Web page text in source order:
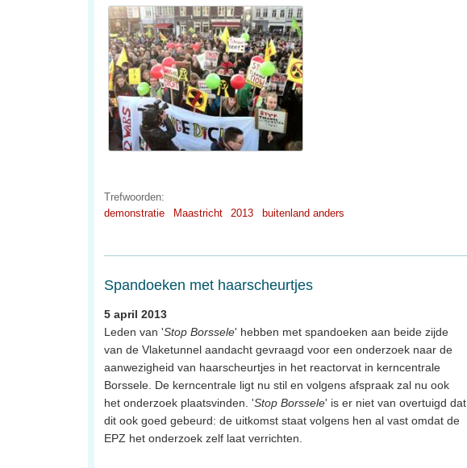
Trefwoorden:
demonstratie
Maastricht 2013 buitenland anders
Spandoeken met haarscheurtjes
5 april 2013
Leden van 'Stop Borssele' hebben met spandoeken aan beide zijde
van de Vlaketunnel aandacht gevraagd voor een onderzoek naar de
aanwezigheid van haarscheurtjes in het reactorvat in kerncentrale
Borssele. De kerncentrale ligt nu stil en volgens afspraak zal nu ook
het onderzoek plaatsvinden. 'Stop Borssele' is er niet van overtuigd dat
dit ook goed gebeurd: de uitkomst staat volgens hen al vast omdat de
EPZ het onderzoek zelf laat verrichten.